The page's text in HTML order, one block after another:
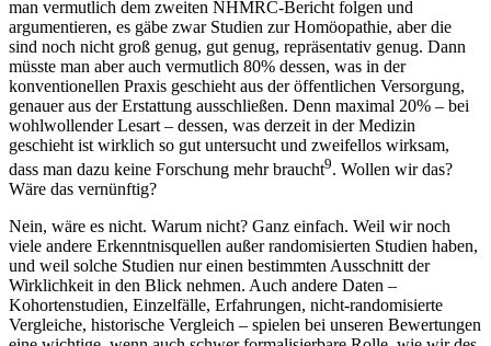
man vermutlich dem zweiten NHMRC-Bericht folgen und
argumentieren, es gäbe zwar Studien zur Homöopathie, aber die
sind noch nicht groß genug, gut genug, repräsentativ genug. Dann
müsste man aber auch vermutlich 80% dessen, was in der
konventionellen Praxis geschieht aus der öffentlichen Versorgung,
genauer aus der Erstattung ausschließen. Denn maximal 20% – bei
wohlwollender Lesart – dessen, was derzeit in der Medizin
geschieht ist wirklich so gut untersucht und zweifellos wirksam,
dass man dazu keine Forschung mehr braucht9. Wollen wir das?
Wäre das vernünftig?
Nein, wäre es nicht. Warum nicht? Ganz einfach. Weil wir noch
viele andere Erkenntnisquellen außer randomisierten Studien haben,
und weil solche Studien nur einen bestimmten Ausschnitt der
Wirklichkeit in den Blick nehmen. Auch andere Daten –
Kohortenstudien, Einzelfälle, Erfahrungen, nicht-randomisierte
Vergleiche, historische Vergleich – spielen bei unseren Bewertungen